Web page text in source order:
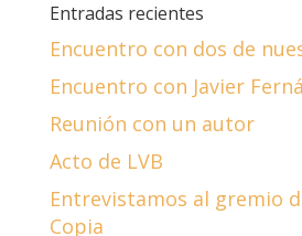
Entradas recientes
Encuentro con dos de
Encuentro con Javier
Reunión con un autor
Acto de LVB
Entrevistamos al gremio
Copia